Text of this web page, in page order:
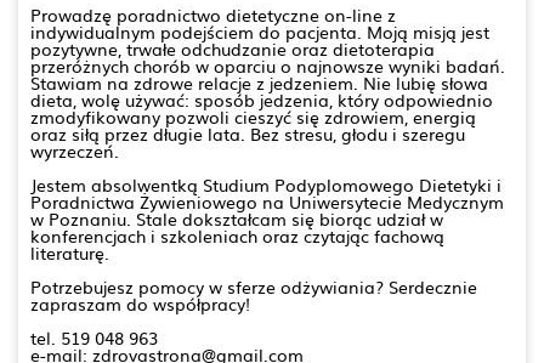
Prowadzę poradnictwo dietetyczne on-line z
indywidualnym podejściem do pacjenta. Moją misją jest
pozytywne, trwałe odchudzanie oraz dietoterapia
przeróżnych chorób w oparciu o najnowsze wyniki badań.
Stawiam na zdrowe relacje z jedzeniem. Nie lubię słowa
dieta, wolę używać: sposób jedzenia, który odpowiednio
zmodyfikowany pozwoli cieszyć się zdrowiem, energią
oraz siłą przez długie lata. Bez stresu, głodu i szeregu
wyrzeczeń.
Jestem absolwentką Studium Podyplomowego Dietetyki i
Poradnictwa Żywieniowego na Uniwersytecie Medycznym
w Poznaniu. Stale dokształcam się biorąc udział w
konferencjach i szkoleniach oraz czytając fachową
literaturę.
Potrzebujesz pomocy w sferze odżywiania? Serdecznie
zapraszam do współpracy!
tel. 519 048 963
e-mail: zdrovastrona@gmail.com